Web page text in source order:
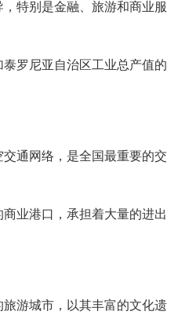
特别是金融、旅游和商业服
罗尼亚自治区工业总产值的
通网络，是全国最重要的交
业港口，承担着大量的进出
游城市，以其丰富的文化遗